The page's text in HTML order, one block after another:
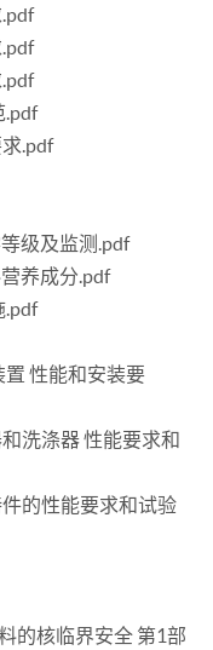
.pdf
.pdf
级及监测.pdf
养成分.pdf
.pdf
性能和安装要
洗涤器 性能要求和
的性能要求和试验
的核临界安全 第1部